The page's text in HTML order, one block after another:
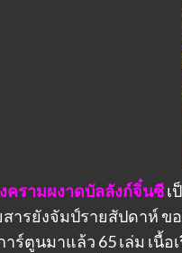
ครามผงาดบัลลังก์จิ๋นซี เ
ารยังจัมป์รายสัปดาห์ ข
าร์ตูนมาแล้ว 65 เล่ม เนื้